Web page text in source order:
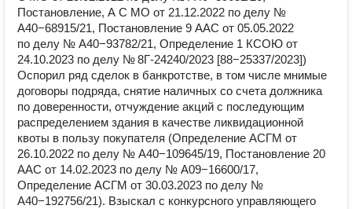
Постановление, А С МО от 21.12.2022 по делу №
А40−68915/21, Постановление 9 ААС от 05.05.2022
по делу № А40−93782/21, Определение 1 КСОЮ от
24.10.2023 по делу № 8Г-24240/2023 [88−25337/2023])
Оспорил ряд сделок в банкротстве, в том числе мнимые
договоры подряда, снятие наличных со счета должника
по доверенности, отчуждение акций с последующим
распределением здания в качестве ликвидационной
квоты в пользу покупателя (Определение АСГМ от
26.10.2022 по делу № А40−109645/19, Постановление 20
ААС от 14.02.2023 по делу № А09−16600/17,
Определение АСГМ от 30.03.2023 по делу №
А40−192756/21). Взыскал с конкурсного управляющего